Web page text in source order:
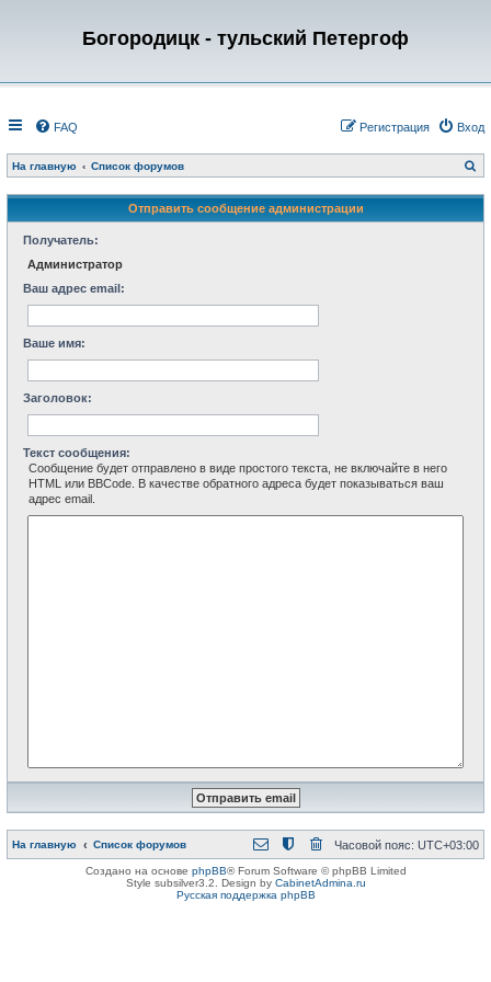
Богородицк - тульский Петергоф
FAQ Вход
Регистрация
На главную Список форумов
о
с
Отправить сообщение администрации
Получатель:
Администратор
Ваш адрес email:
Ваше имя:
Заголовок:
Текст сообщения:
Сообщение будет отправлено в виде простого текста, не включайте в него
HTML или BBCode. В качестве обратного адреса будет показываться ваш
адрес email.
На главную Список форумов Часовой пояс: UTC+03:00
Создано на основе phpBB® Forum Software © phpBB Limited
Style subsilver3.2. Design by CabinetAdmina.ru
Русская поддержка phpBB